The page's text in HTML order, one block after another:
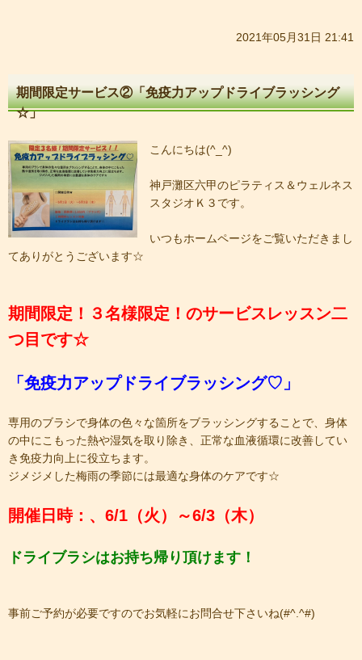
2021年05月31日 21:41
期間限定サービス②「免疫力アップドライブラッシング
☆」
こんにちは(^_^)
神戸灘区六甲のピラティス＆ウェルネス
スタジオＫ３です。
いつもホームページをご覧いただきまし
てありがとうございます☆
期間限定！３名様限定！のサービスレッスン二
つ目です☆
「免疫力アップドライブラッシング♡」
専用のブラシで身体の色々な箇所をブラッシングすることで、身体
の中にこもった熱や湿気を取り除き、正常な血液循環に改善してい
き免疫力向上に役立ちます。
ジメジメした梅雨の季節には最適な身体のケアです☆
開催日時：、6/1（火）～6/3（木）
ドライブラシはお持ち帰り頂けます！
事前ご予約が必要ですのでお気軽にお問合せ下さいね(#^.^#)